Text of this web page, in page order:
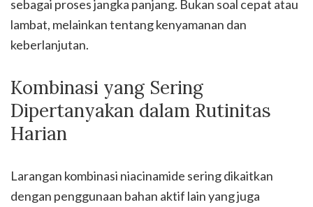
sebagai proses jangka panjang. Bukan soal cepat atau
lambat, melainkan tentang kenyamanan dan
keberlanjutan.
Kombinasi yang Sering
Dipertanyakan dalam Rutinitas
Harian
Larangan kombinasi niacinamide sering dikaitkan
dengan penggunaan bahan aktif lain yang juga